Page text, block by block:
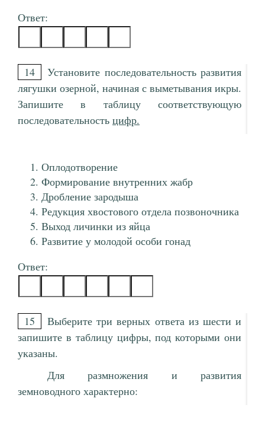
Ответ:
14
Установите последовательность развития
лягушки озерной, начиная с выметывания икры.
Запишите в таблицу соответствующую
последовательность цифр.
Оплодотворение
Формирование внутренних жабр
Дробление зародыша
Редукция хвостового отдела позвоночника
Выход личинки из яйца
Развитие у молодой особи гонад
Ответ:
15
Выберите три верных ответа из шести и
запишите в таблицу цифры, под которыми они
указаны.
Для размножения и развития
земноводного характерно: